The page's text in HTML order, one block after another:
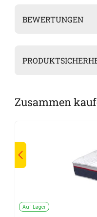
BEWERTUNGEN
Zusammen
Auf Lager